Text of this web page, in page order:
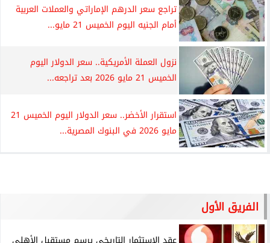
تراجع سعر الدرهم الإماراتي والعملات العربية
أمام الجنيه اليوم الخميس 21 مايو...
نزول العملة الأمريكية.. سعر الدولار اليوم
الخميس 21 مايو 2026 بعد تراجعه...
استقرار الأخضر.. سعر الدولار اليوم الخميس 21
مايو 2026 في البنوك المصرية...
الفريق الأول